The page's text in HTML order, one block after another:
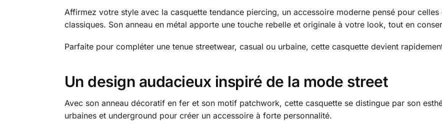
Affirmez votre style avec la casquette tendance piercing, un accessoire moderne pensé pour
classiques. Son anneau en métal apporte une touche rebelle et originale à votre look, tout en
Parfaite pour compléter une tenue streetwear, casual ou urbaine, cette casquette devient
Un design audacieux inspiré de la mode street
Avec son anneau décoratif en fer et son motif patchwork, cette casquette se distingue par son
urbaines et underground pour créer un accessoire à forte personnalité.